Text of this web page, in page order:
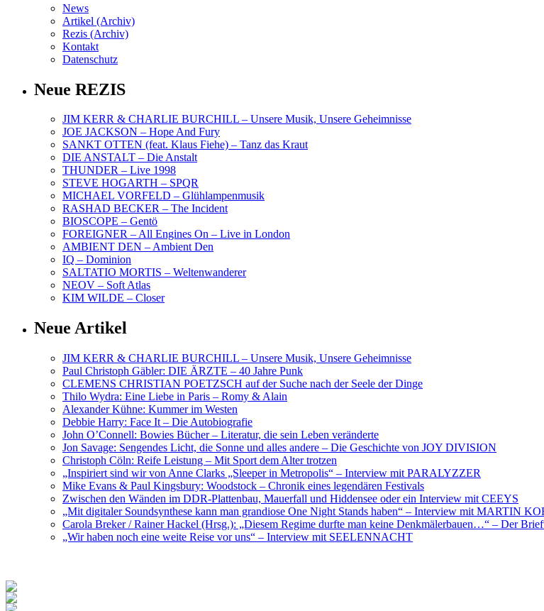
News
Artikel (Archiv)
Rezis (Archiv)
Kontakt
Datenschutz
Neue REZIS
JIM KERR & CHARLIE BURCHILL – Unsere Musik, Unsere Geheimnisse
JOE JACKSON – Hope And Fury
SANKT OTTEN (feat. Klaus Fiehe) – Tanz das Kraut
DIE ANSTALT – Die Anstalt
THUNDER – Live 1998
STEVE HOGARTH – SPQR
MICHAEL VORFELD – Glühlampenmusik
RASHAD BECKER – The Incident
BIOSCOPE – Gentö
FOREIGNER – All Engines On – Live in London
AMBIENT DEN – Ambient Den
IQ – Dominion
SALTATIO MORTIS – Weltenwanderer
NEOV – Soft Atlas
KIM WILDE – Closer
Neue Artikel
JIM KERR & CHARLIE BURCHILL – Unsere Musik, Unsere Geheimnisse
Paul Christoph Gäbler: DIE ÄRZTE – 40 Jahre Punk
CLEMENS CHRISTIAN POETZSCH auf der Suche nach der Seele der Dinge
Thilo Wydra: Eine Liebe in Paris – Romy & Alain
Alexander Kühne: Kummer im Westen
Debbie Harry: Face It – Die Autobiografie
John O’Connell: Bowies Bücher – Literatur, die sein Leben veränderte
Jon Savage: Sengendes Licht, die Sonne und alles andere – Die Geschichte von JOY DIVISION
Christoph Cöln: Reife Leistung – Mit Sport dem Alter trotzen
„Inspiriert sind wir von Anne Clarks „Sleeper in Metropolis“ – Interview mit PARALYZZER
Mike Evans & Paul Kingsbury: Woodstock – Chronik eines legendären Festivals
Zwischen den Wänden im DDR-Plattenbau, Mauerfall und Hiddensee oder ein Interview mit CEEYS
„Mit digitaler Soundsynthese kann man grandiose One Night Stands haben“ – Interview mit MARTIN
Carola Breker / Rainer Hackel (Hrsg.): „Diesem Regime durfte man keine Denkmälerbauen…“ – Der
„Wir haben noch eine weite Reise vor uns“ – Interview mit SEELENNACHT